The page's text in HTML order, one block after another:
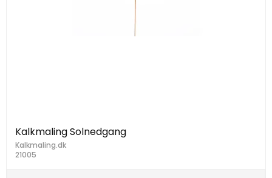
Kalkmaling Solnedgang
Kalkmaling.dk
21005